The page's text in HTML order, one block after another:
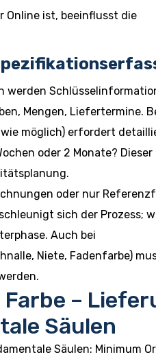
Online ist, beeinflusst die
werden
Mengen, Liefertermine.
wie möglich) erfordert
oder 2 Monate? Dieser
oder nur
sich der Prozess;
Auch bei
Niete, Fadenfarbe)
Farbe –
Säulen
Säulen: Minimum